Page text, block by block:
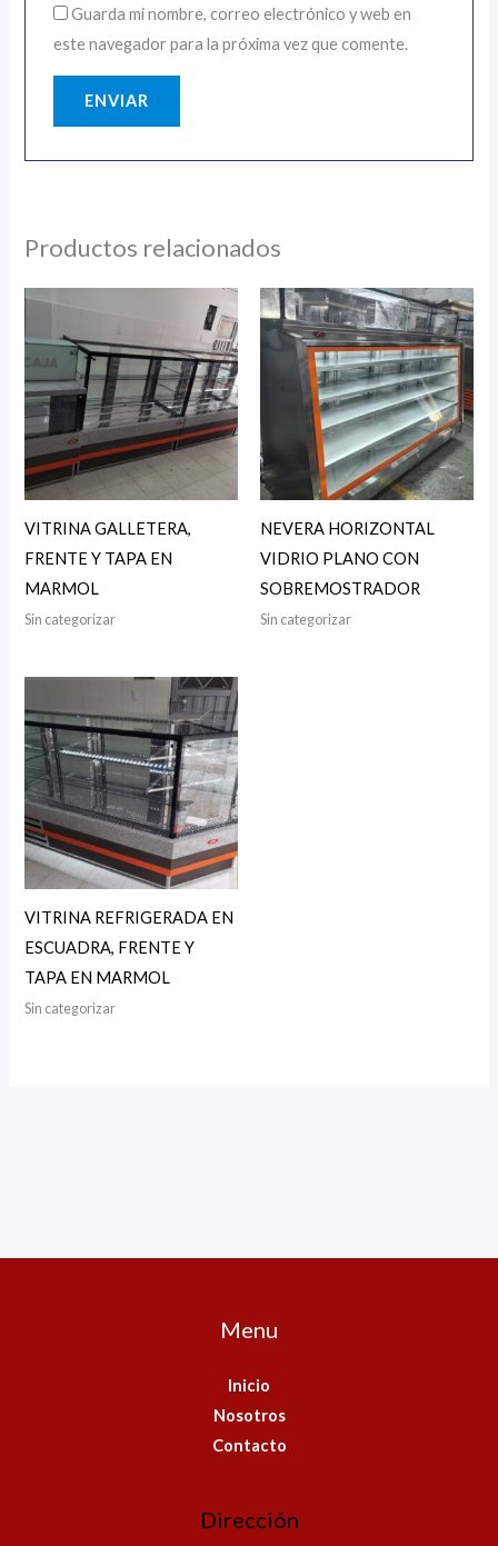
Guarda mi nombre, correo electrónico y web en
este navegador para la próxima vez que comente.
Productos relacionados
VITRINA GALLETERA,
FRENTE Y TAPA EN
MARMOL
Sin categorizar
NEVERA HORIZONTAL
VIDRIO PLANO CON
SOBREMOSTRADOR
Sin categorizar
VITRINA REFRIGERADA EN
ESCUADRA, FRENTE Y
TAPA EN MARMOL
Sin categorizar
Menu
Inicio
Nosotros
Contacto
Dirección